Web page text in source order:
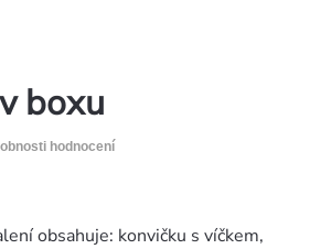
boxu
hodnocení
obsahuje: konvičku s víčkem,